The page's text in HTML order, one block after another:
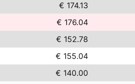
€ 174.13
€ 176.04
€ 152.78
€ 155.04
€ 140.00